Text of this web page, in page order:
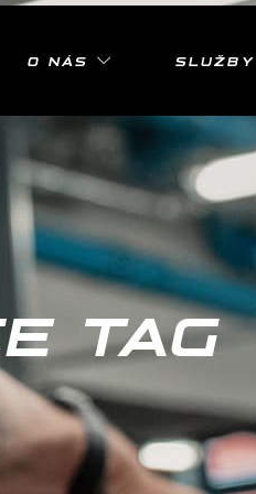
O NÁS SLUŽBY
TAG